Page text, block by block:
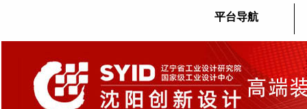
平台导航